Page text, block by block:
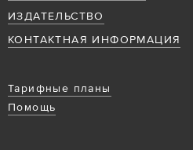
ИЗДАТЕЛЬСТВО
КОНТАКТНАЯ ИНФОРМАЦИЯ
Тарифные планы
Помощь